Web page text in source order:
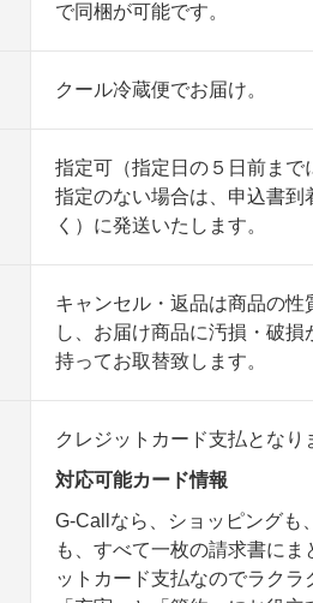
で同梱が可能です。
クール冷蔵便でお届け。
指定可（指定日の５日前ま
指定のない場合は、申込書到
く）に発送いたします。
キャンセル・返品は商品の
し、お届け商品に汚損・破
持ってお取替致します。
クレジットカード支払となり
対応可能カード情報
G-Callなら、ショッピングも
も、すべて一枚の請求書に
ットカード支払なのでラク